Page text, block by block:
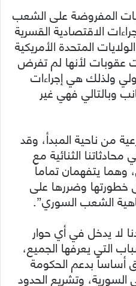
المفروضة على الشعب
الاقتصادية القسرية
المتحدة الأمريكية
عقوبات لأنها لم تفرض
ولذلك هي إجراءات
وبالتالي فهي غير
من ناحية المبدأ، وقد
الثنائية مع
وهما يتفهمان تماماً
خطورتها وضررها على
الشعب السوري”.
لا يدخل في أي حوار
التي يعرفها الجميع،
أساساً بدعم الحكومة
السورية، وتشريع الحدود